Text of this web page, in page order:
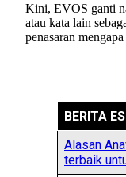
Kini, EVOS ganti
atau kata lain
penasaran
BERITA
Alasan
terbaik